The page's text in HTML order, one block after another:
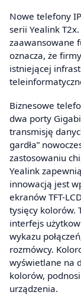
Nowe telefony
serii Yealink
zaawansowane
oznacza, że
istniejącej
Biznesowe
dwa porty
transmisję
gardła”
zastosowaniu
Yealink
innowacją jest
ekranów TFT-
tysięcy kolorów.
interfejs
wykazu
rozmówcy.
wyświetlane na
kolorów,
urządzenia.